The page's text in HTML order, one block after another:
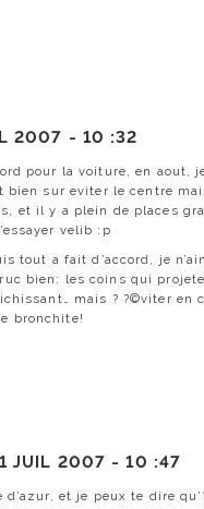
2007 - 10 :32
pour la voiture, en aout,
bien sur eviter le centre
et il y a plein de places
velib :p
tout a fait d’accord, je
bien: les coins qui
mais ? ?©viter en
bronchite!
JUIL 2007 -10 :47
et je peux te dire